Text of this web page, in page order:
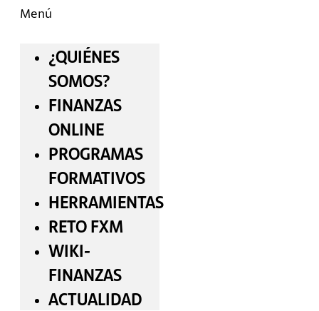
Menú
¿QUIÉNES
SOMOS?
FINANZAS
ONLINE
PROGRAMAS
FORMATIVOS
HERRAMIENTAS
RETO FXM
WIKI-
FINANZAS
ACTUALIDAD